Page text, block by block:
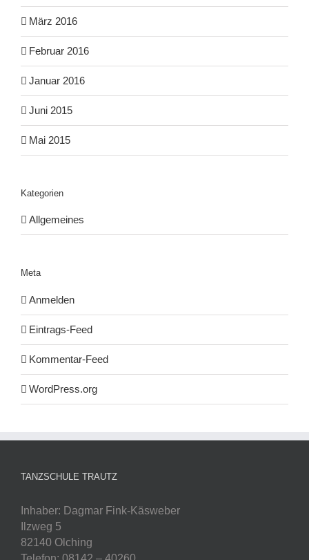
März 2016
Februar 2016
Januar 2016
Juni 2015
Mai 2015
Kategorien
Allgemeines
Meta
Anmelden
Eintrags-Feed
Kommentar-Feed
WordPress.org
TANZSCHULE TRAUTZ
Inhaber: Dagmar Fink-Käsweber
Ilzweg 5
82140 Olching